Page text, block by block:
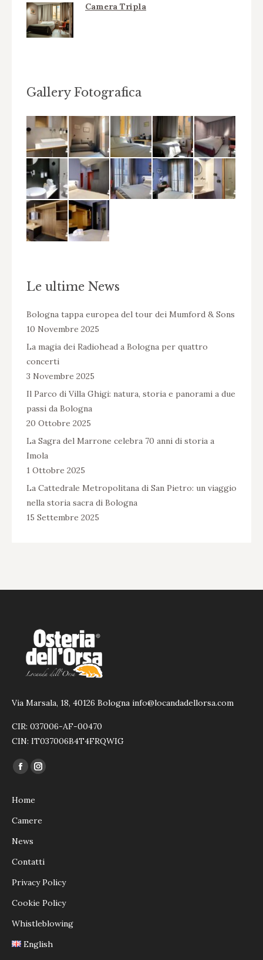
Camera Tripla
Gallery Fotografica
Le ultime News
Bologna tappa europea del tour dei Mumford & Sons
10 Novembre 2025
La magia dei Radiohead a Bologna per quattro
concerti
3 Novembre 2025
Il Parco di Villa Ghigi: natura, storia e panorami a due
passi da Bologna
20 Ottobre 2025
La Sagra del Marrone celebra 70 anni di storia a
Imola
1 Ottobre 2025
La Cattedrale Metropolitana di San Pietro: un viaggio
nella storia sacra di Bologna
15 Settembre 2025
Via Marsala, 18, 40126 Bologna info@locandadellorsa.com
CIR: 037006-AF-00470
CIN: IT037006B4T4FRQWIG
Ci puoi trovare su:
Facebook
opens
in
Instagram
in
Home
Camere
News
Contatti
Privacy Policy
Cookie Policy
Whistleblowing
English